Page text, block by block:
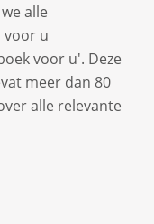
alle
voor u
voor u'. Deze
meer dan 80
alle relevante